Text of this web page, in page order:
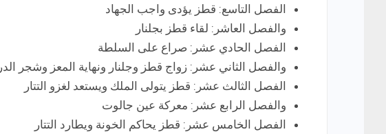
الفصل التاسع: قطز يؤدى واجب الجهاد
والفصل العاشر: لقاء قطز بجلنار
الفصل الحادي عشر: صراع على السلطة
والفصل الثاني عشر: زواج قطز وجلنار ونهاية المعز وشجر الدر
الفصل الثالث عشر: قطز يتولى الملك ويستعد لغزو التتار
والفصل الرابع عشر: معركة عين جالوت
الفصل الخامس عشر: قطز يحاكم الخونة ويطارد التتار